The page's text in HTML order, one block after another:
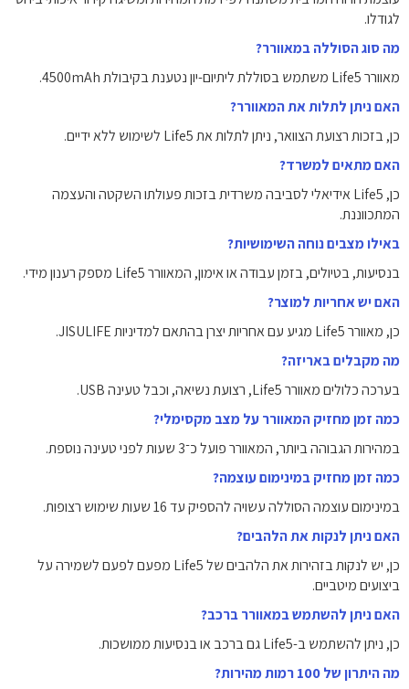
לגודלו.
מה סוג הסוללה במאוורר?
מאוורר Life5 משתמש בסוללת ליתיום-יון נטענת בקיבולת 4500mAh.
האם ניתן לתלות את המאוורר?
כן, בזכות רצועת הצוואר, ניתן לתלות את Life5 לשימוש ללא ידיים.
האם מתאים למשרד?
כן, Life5 אידיאלי לסביבה משרדית בזכות פעולתו השקטה והעצמה
המתכווננת.
באילו מצבים נוחה השימושיות?
בנסיעות, בטיולים, בזמן עבודה או אימון, המאוורר Life5 מספק רענון מידי.
האם יש אחריות למוצר?
כן, מאוורר Life5 מגיע עם אחריות יצרן בהתאם למדיניות JISULIFE.
מה מקבלים באריזה?
בערכה כלולים מאוורר Life5, רצועת נשיאה, וכבל טעינה USB.
כמה זמן מחזיק המאוורר על מצב מקסימלי?
במהירות הגבוהה ביותר, המאוורר פועל כ־3 שעות לפני טעינה נוספת.
כמה זמן מחזיק במינימום עוצמה?
במינימום עוצמה הסוללה עשויה להספיק עד 16 שעות שימוש רצופות.
האם ניתן לנקות את הלהבים?
כן, יש לנקות בזהירות את הלהבים של Life5 מפעם לפעם לשמירה על
ביצועים מיטביים.
האם ניתן להשתמש במאוורר ברכב?
כן, ניתן להשתמש ב-Life5 גם ברכב או בנסיעות ממושכות.
מה היתרון של 100 רמות מהירות?